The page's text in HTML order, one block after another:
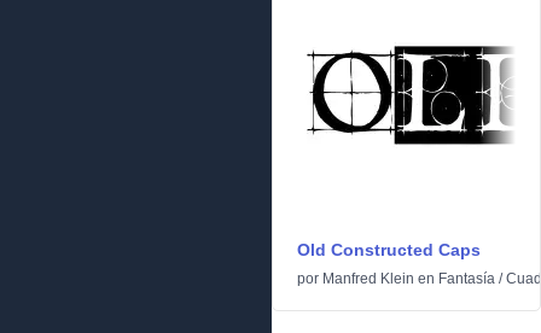
Old Constructed Caps
por Manfred Klein en Fantasía /